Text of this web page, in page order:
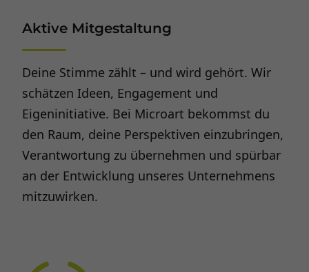
Aktive Mitgestaltung
Deine Stimme zählt – und wird gehört. Wir
schätzen Ideen, Engagement und
Eigeninitiative. Bei Microart bekommst du
den Raum, deine Perspektiven einzubringen,
Verantwortung zu übernehmen und spürbar
an der Entwicklung unseres Unternehmens
mitzuwirken.